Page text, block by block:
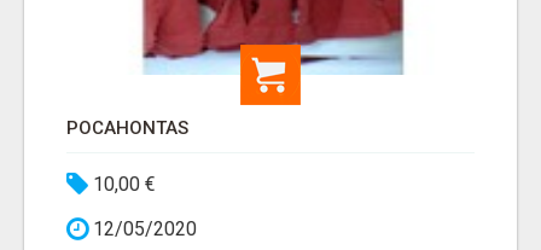
POCAHONTAS
10,00 €
12/05/2020